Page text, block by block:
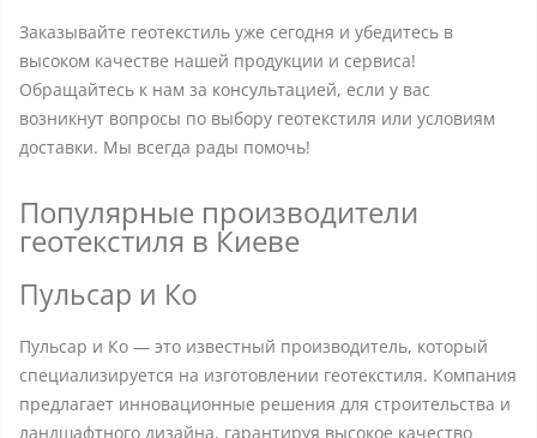
Заказывайте геотекстиль уже сегодня и убедитесь в
высоком качестве нашей продукции и сервиса!
Обращайтесь к нам за консультацией, если у вас
возникнут вопросы по выбору геотекстиля или условиям
доставки. Мы всегда рады помочь!
Популярные производители
геотекстиля в Киеве
Пульсар и Ко
Пульсар и Ко — это известный производитель, который
специализируется на изготовлении геотекстиля. Компания
предлагает инновационные решения для строительства и
ландшафтного дизайна, гарантируя высокое качество